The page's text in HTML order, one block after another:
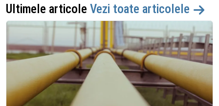
Ultimele articole Vezi toate articolele